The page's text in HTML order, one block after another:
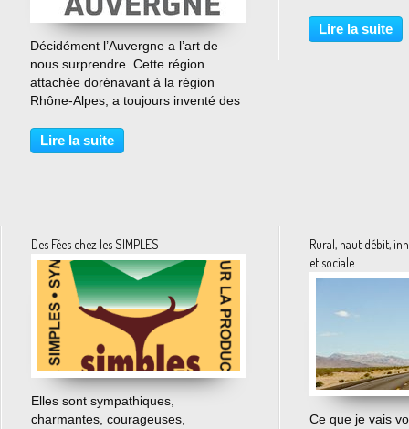
…
Décidément l’Auvergne a l’art de
nous surprendre. Cette région
attachée dorénavant à la région
Rhône-Alpes, a toujours inventé des
les collectivités peuvent s’inspirer. On
se souvient d’une série de messages
Lire la suite
Lire la suite
Des Fées chez les SIMPLES
…
Elles sont sympathiques,
charmantes, courageuses,
Rural, haut débit,
et sociale
Ce que je vais